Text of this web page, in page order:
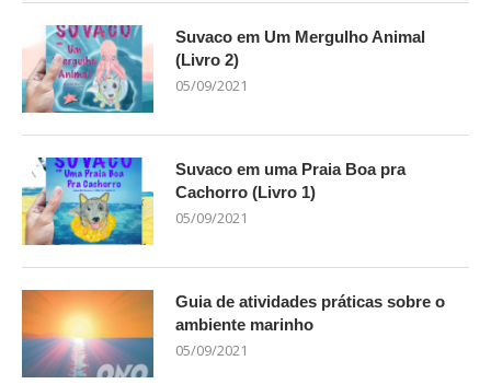
Suvaco em Um Mergulho Animal
(Livro 2)
05/09/2021
Suvaco em uma Praia Boa pra
Cachorro (Livro 1)
05/09/2021
Guia de atividades práticas sobre o
ambiente marinho
05/09/2021